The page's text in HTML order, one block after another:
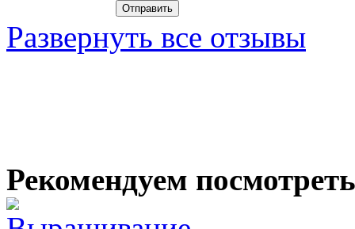
Развернуть все отзывы
Рекомендуем посмотреть